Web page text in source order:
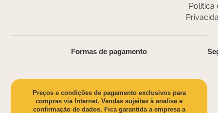
Política
Formas de pagamento
Preços e condições de pagamento exclusivos para
compras via Internet. Vendas sujeitas à analise e
confirmação de dados. Fica garantida a empresa a